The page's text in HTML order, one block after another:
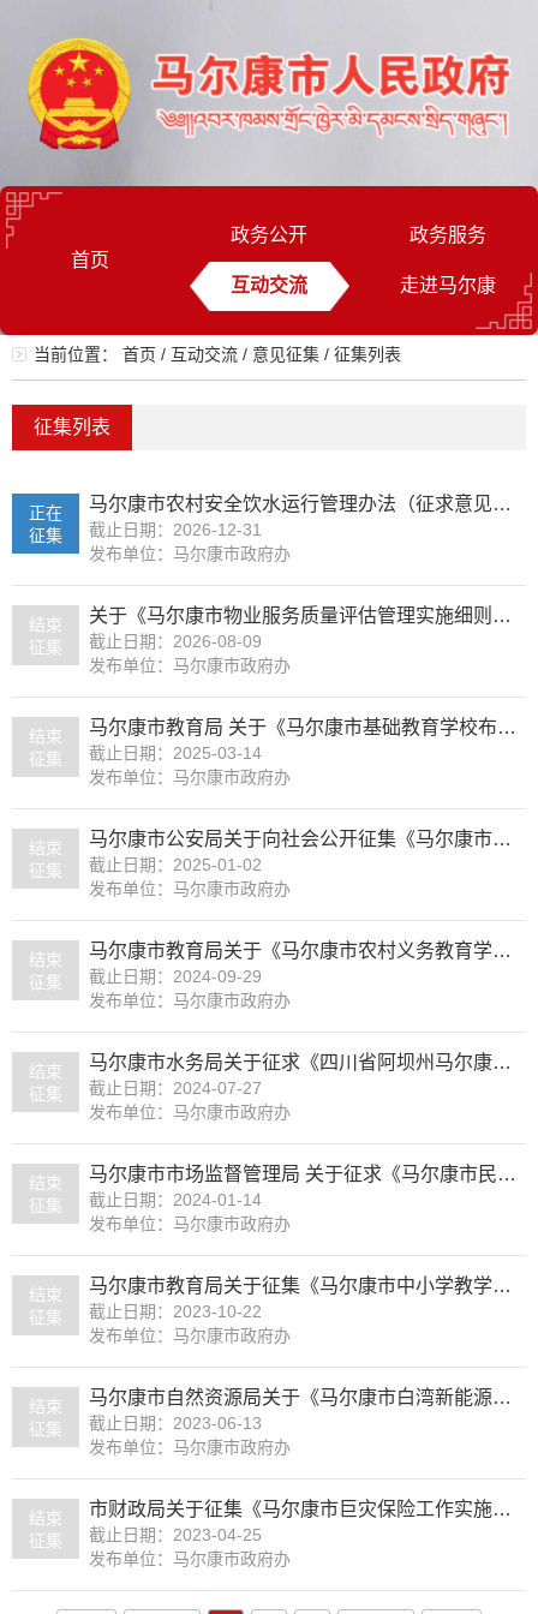
首页
政务公开 政务服务
互动交流 走进马尔康
当前位置： 首页 / 互动交流 / 意见征集 / 征集列表
征集列表
正在
征集
马尔康市农村安全饮水运行管理办法（征求意见稿）
截止日期：2026-12-31
发布单位：马尔康市政府办
结束
征集
关于《马尔康市物业服务质量评估管理实施细则》（征求意见稿）社会公开征求意见公告
截止日期：2026-08-09
发布单位：马尔康市政府办
结束
征集
马尔康市教育局 关于《马尔康市基础教育学校布局规划 (2024-2028年)（征求意见稿）》的公示
截止日期：2025-03-14
发布单位：马尔康市政府办
结束
征集
马尔康市公安局关于向社会公开征集《马尔康市公安局关于规范犬只管理的通告》意见的公告
截止日期：2025-01-02
发布单位：马尔康市政府办
结束
征集
马尔康市教育局关于《马尔康市农村义务教育学生营养改善计划的实施方案》的意见征集
截止日期：2024-09-29
发布单位：马尔康市政府办
结束
征集
马尔康市水务局关于征求《四川省阿坝州马尔康大中型水电工程农村移民逐年货币补偿安置实施细则》意见的公告
截止日期：2024-07-27
发布单位：马尔康市政府办
结束
征集
马尔康市市场监督管理局 关于征求《马尔康市民营经济发展环境提升行动方案（征求意见稿）》《马尔康市关于促进民营企业发展壮大的若干措施（征求意见稿）》《马尔康市关于进一步促进个体工商户发展的若干措施（征求意见稿）》意见建议的公告
截止日期：2024-01-14
发布单位：马尔康市政府办
结束
征集
马尔康市教育局关于征集《马尔康市中小学教学质量奖励办法（征求意见稿）》意见建议的公告
截止日期：2023-10-22
发布单位：马尔康市政府办
结束
征集
马尔康市自然资源局关于《马尔康市白湾新能源开发片区国土空间总体规划（2021-2035年）》的意见征集
截止日期：2023-06-13
发布单位：马尔康市政府办
结束
征集
市财政局关于征集《马尔康市巨灾保险工作实施方案（征求意见稿）》意见建议的公告
截止日期：2023-04-25
发布单位：马尔康市政府办